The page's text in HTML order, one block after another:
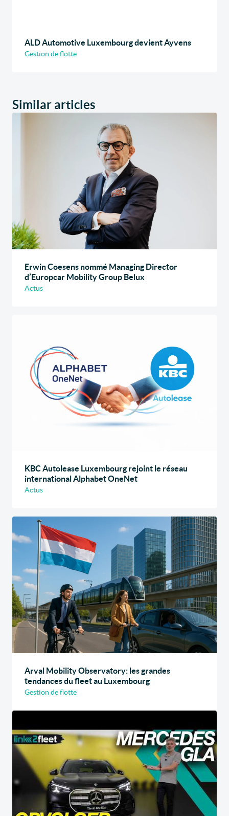
ALD Automotive Luxembourg devient Ayvens
Gestion de flotte
Similar articles
Erwin Coesens nommé Managing Director
d’Europcar Mobility Group Belux
Actus
KBC Autolease Luxembourg rejoint le réseau
international Alphabet OneNet
Actus
Arval Mobility Observatory: les grandes
tendances du fleet au Luxembourg
Gestion de flotte